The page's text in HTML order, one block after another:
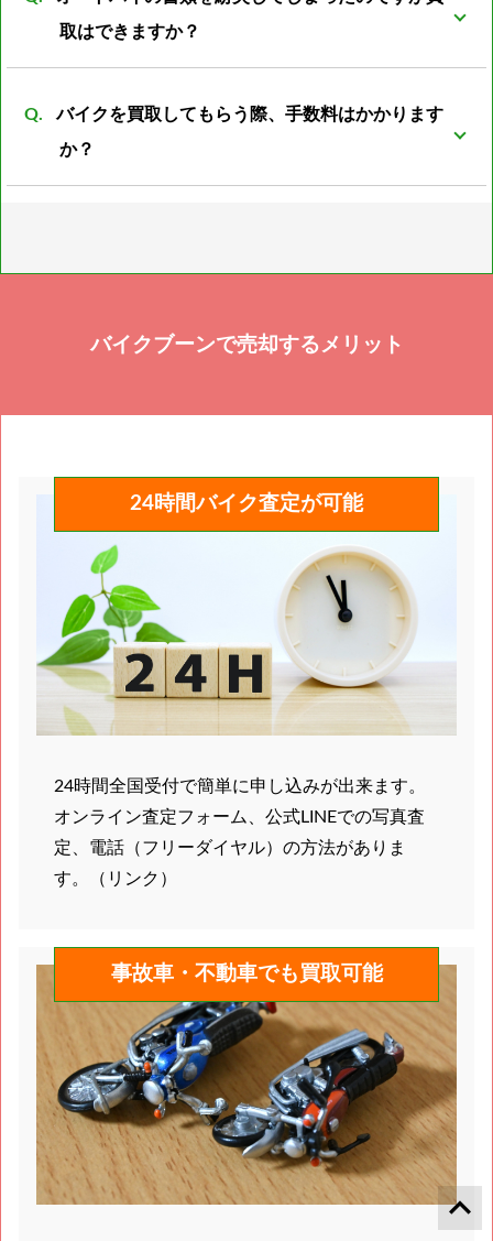
たあとの残金をお振込みとさせて頂きます。
取はできますか？
済の書類の紛失の場合は再発行の際に廃車した際の日
時、ナンバープレートの番号、住所、名義人のお名前
が必須となります。 上記の4点がわからない場合廃車
バイクを買取してもらう際、手数料はかかります
か？
き上げ代、書類の再発行代が必要となります。
バイクブーンで売却するメリット
24時間バイク査定が可能
24時間全国受付で簡単に申し込みが出来ます。
オンライン査定フォーム、公式LINEでの写真査
定、電話（フリーダイヤル）の方法がありま
す。（リンク）
事故車・不動車でも買取可能
keyboard_arrow_up